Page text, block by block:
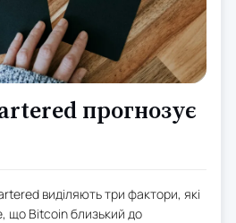
прогнозує
виділяють три фактори, які
що Bitcoin близький до